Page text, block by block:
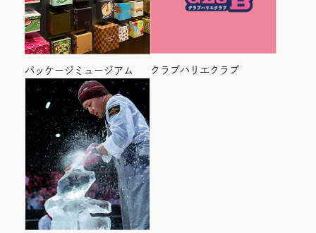
パッケージミュージアム クラブハリエクラブ